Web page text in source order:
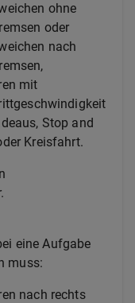
ohne
oder
nach
mit
Stop and
Kreisfahrt.
eine Aufgabe
muss:
nach rechts